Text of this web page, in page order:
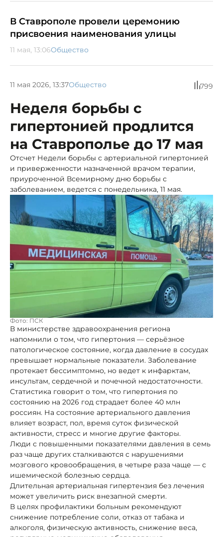
В Ставрополе провели церемонию
присвоения наименования улицы
11 мая, 13:06Общество
11 мая 2026, 13:37Общество 799
Неделя борьбы с
гипертонией продлится
на Ставрополье до 17 мая
Отсчет Недели борьбы с артериальной гипертонией
и приверженности назначенной врачом терапии,
приуроченной Всемирному дню борьбы с
заболеванием, ведется с понедельника, 11 мая.
Фото: ПСК
В министерстве здравоохранения региона
напомнили о том, что гипертония — серьёзное
патологическое состояние, когда давление в сосудах
превышает нормальные показатели. Заболевание
протекает бессимптомно, но ведет к инфарктам,
инсультам, сердечной и почечной недостаточности.
Статистика говорит о том, что гипертония по
состоянию на 2026 год страдает более 40 млн
россиян. На состояние артериального давления
влияет возраст, пол, время суток физической
активности, стресс и многие другие факторы.
Люди с повышенными показателями давления в семь
раз чаще других сталкиваются с нарушениями
мозгового кровообращения, в четыре раза чаще — с
ишемической болезнью сердца.
Длительная артериальная гипертензия без лечения
может увеличить риск внезапной смерти.
В целях профилактики больным рекомендуют
снижение потребление соли, отказ от табака и
алкоголя, физическую активность, снижение веса,